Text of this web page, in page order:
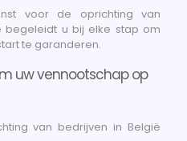
voor de oprichting van
begeleidt u bij elke stap om
te garanderen.
uw vennootschap op
van bedrijven in België